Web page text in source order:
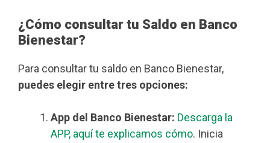
¿Cómo consultar tu Saldo en Banco
Bienestar?
Para consultar tu saldo en Banco Bienestar,
puedes elegir entre tres opciones:
App del Banco Bienestar: Descarga la
APP, aquí te explicamos cómo. Inicia